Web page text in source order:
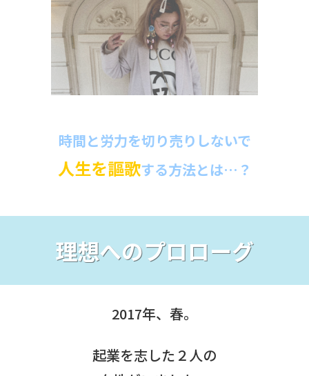
時間と労力を切り売りしないで
人生を謳歌する方法とは…？
理想へのプロローグ
2017年、春。
起業を志した２人の